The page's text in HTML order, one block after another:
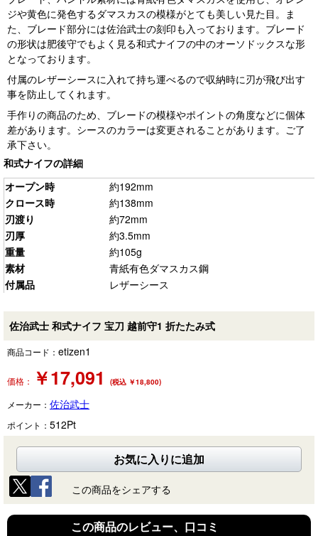
ジや黄色に発色するダマスカスの模様がとても美しい見た目。ま
た、ブレード部分には佐治武士の刻印も入っております。ブレード
の形状は肥後守でもよく見る和式ナイフの中のオーソドックスな形
となっております。
付属のレザーシースに入れて持ち運べるので収納時に刃が飛び出す
事を防止してくれます。
手作りの商品のため、ブレードの模様やポイントの角度などに個体
差があります。シースのカラーは変更されることがあります。ご了
承下さい。
和式ナイフの詳細
オープン時
約192mm
クロース時
約138mm
刃渡り
約72mm
刃厚
約3.5mm
重量
約105g
素材
青紙有色ダマスカス鋼
付属品
レザーシース
佐治武士 和式ナイフ 宝刀 越前守1 折たたみ式
商品コード： etizen1
価格： ￥17,091 (税込 ￥18,800)
メーカー： 佐治武士
ポイント： 512Pt
お気に入りに追加
この商品をシェアする
この商品のレビュー、口コミ